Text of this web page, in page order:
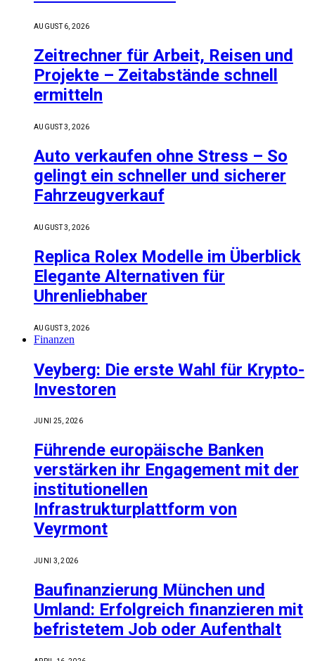
AUGUST 6, 2026
Zeitrechner für Arbeit, Reisen und
Projekte – Zeitabstände schnell
ermitteln
AUGUST 3, 2026
Auto verkaufen ohne Stress – So
gelingt ein schneller und sicherer
Fahrzeugverkauf
AUGUST 3, 2026
Replica Rolex Modelle im Überblick
Elegante Alternativen für
Uhrenliebhaber
AUGUST 3, 2026
Finanzen
Veyberg: Die erste Wahl für Krypto-
Investoren
JUNI 25, 2026
Führende europäische Banken
verstärken ihr Engagement mit der
institutionellen
Infrastrukturplattform von
Veyrmont
JUNI 3, 2026
Baufinanzierung München und
Umland: Erfolgreich finanzieren mit
befristetem Job oder Aufenthalt